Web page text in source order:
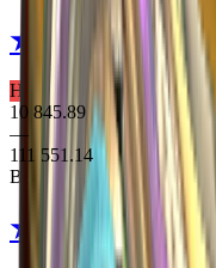
★ Sport Gloves
Надзвичайне Рукавички
10 845.89
—
111 551.14
Выпадает из 2 кейсів
★ Moto Gloves